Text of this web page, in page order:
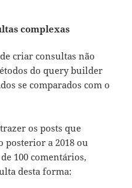
complexas
criar consultas não
do query builder
se comparados com o
os posts que
posterior a 2018 ou
100 comentários,
desta forma: